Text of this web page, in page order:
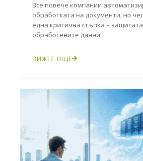
Все повече компании
обработката на документи, но
една критична стъпка –
обработените данни.
ВИЖТЕ ОЩЕ